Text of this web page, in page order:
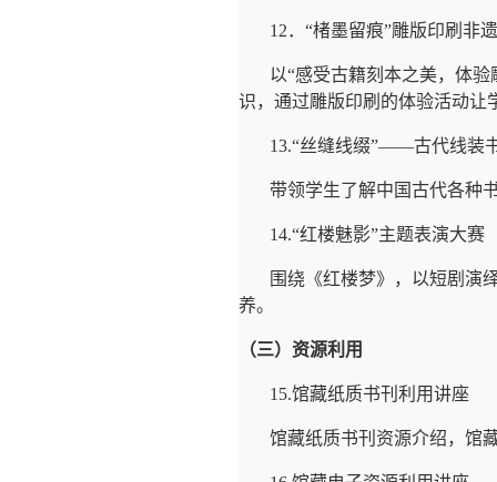
12． “楮墨留痕”雕版印刷非
以“感受古籍刻本之美，体
识，通过雕版印刷的体验活动让
13.“丝缝线缀”——古代线装
带领学生了解中国古代各种
14.“红楼魅影”主题表演大赛
围绕《红楼梦》，以短剧演
养。
（三）资源利用
15.馆藏纸质书刊利用讲座
馆藏纸质书刊资源介绍，馆